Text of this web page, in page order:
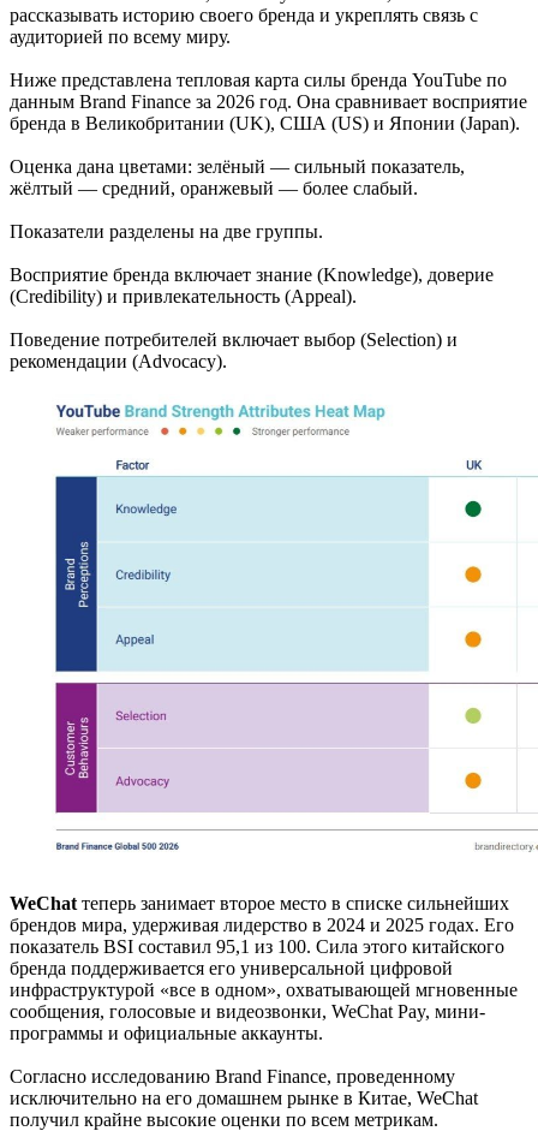
рассказывать историю своего бренда и укреплять связь с
аудиторией по всему миру.
Ниже представлена тепловая карта силы бренда YouTube по
данным Brand Finance за 2026 год. Она сравнивает восприятие
бренда в Великобритании (UK), США (US) и Японии (Japan).
Оценка дана цветами: зелёный — сильный показатель,
жёлтый — средний, оранжевый — более слабый.
Показатели разделены на две группы.
Восприятие бренда включает знание (Knowledge), доверие
(Credibility) и привлекательность (Appeal).
Поведение потребителей включает выбор (Selection) и
рекомендации (Advocacy).
WeChat теперь занимает второе место в списке сильнейших
брендов мира, удерживая лидерство в 2024 и 2025 годах. Его
показатель BSI составил 95,1 из 100. Сила этого китайского
бренда поддерживается его универсальной цифровой
инфраструктурой «все в одном», охватывающей мгновенные
сообщения, голосовые и видеозвонки, WeChat Pay, мини-
программы и официальные аккаунты.
Согласно исследованию Brand Finance, проведенному
исключительно на его домашнем рынке в Китае, WeChat
получил крайне высокие оценки по всем метрикам.